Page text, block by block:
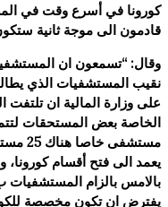
كورونا في أسرع وقت في
قادمون الى موجة ثانية
وقال: “تسمعون ان
نقيب المستشفيات الذي
على وزارة المالية ان
يعمد الى فتح أقسام كورونا،